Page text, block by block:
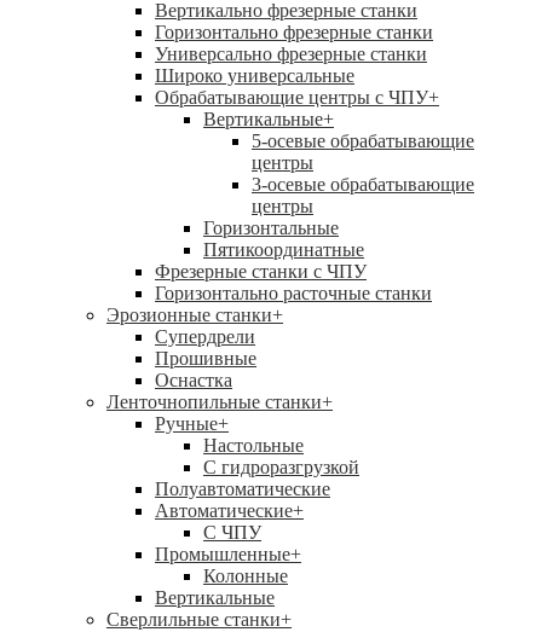
Вертикально фрезерные станки
Горизонтально фрезерные станки
Универсально фрезерные станки
Широко универсальные
Обрабатывающие центры с ЧПУ+
Вертикальные+
5-осевые обрабатывающие
центры
3-осевые обрабатывающие
центры
Горизонтальные
Пятикоординатные
Фрезерные станки с ЧПУ
Горизонтально расточные станки
Эрозионные станки+
Супердрели
Прошивные
Оснастка
Ленточнопильные станки+
Ручные+
Настольные
С гидроразгрузкой
Полуавтоматические
Автоматические+
С ЧПУ
Промышленные+
Колонные
Вертикальные
Сверлильные станки+